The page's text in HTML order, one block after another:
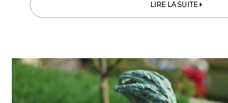
LIRE LA SUITE